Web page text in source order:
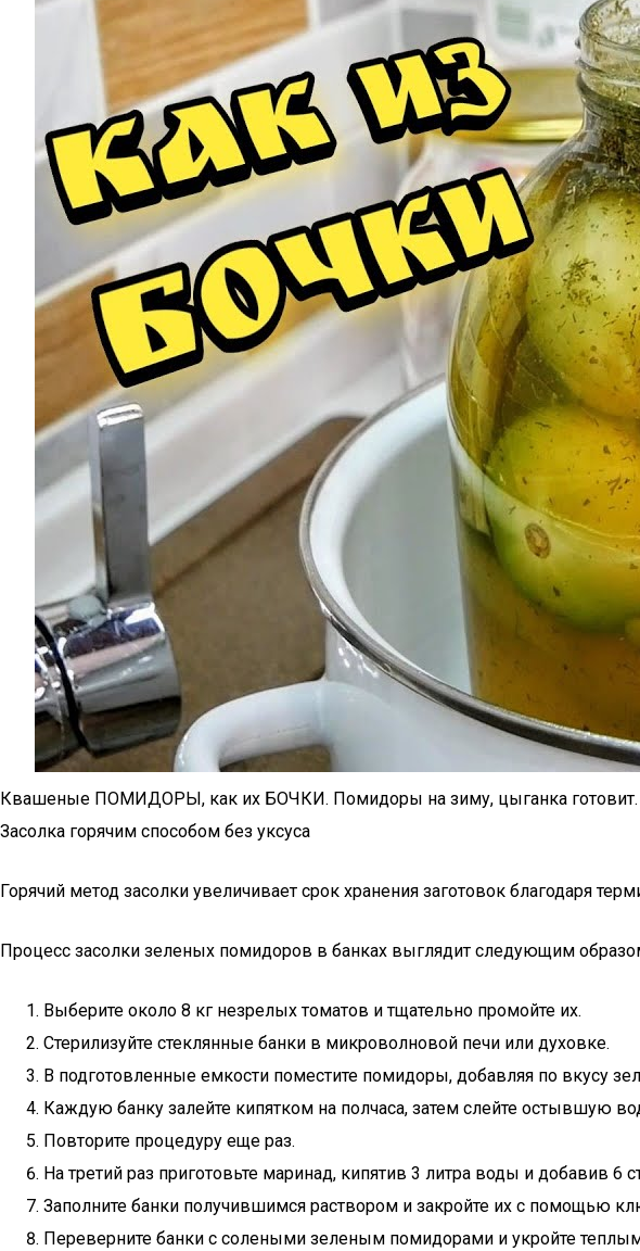
Квашеные ПОМИДОРЫ, как их БОЧКИ. Помидоры на зиму, цыганка готовит.
Засолка горячим способом без уксуса
Горячий метод засолки увеличивает срок хранения заготовок благодаря
Процесс засолки зеленых помидоров в банках выглядит следующим
Выберите около 8 кг незрелых томатов и тщательно промойте их.
Стерилизуйте стеклянные банки в микроволновой печи или духовке.
В подготовленные емкости поместите помидоры, добавляя по вкусу
Каждую банку залейте кипятком на полчаса, затем слейте остывшую
Повторите процедуру еще раз.
На третий раз приготовьте маринад, кипятив 3 литра воды и добавив 6
Заполните банки получившимся раствором и закройте их с помощью
Переверните банки с солеными зеленым помидорами и укройте